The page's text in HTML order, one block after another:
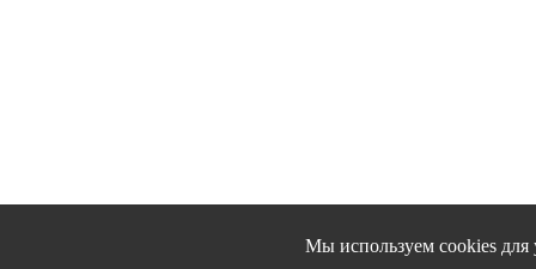
Мы используем cookies для